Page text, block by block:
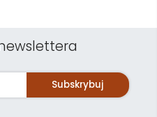
Subskrybuj